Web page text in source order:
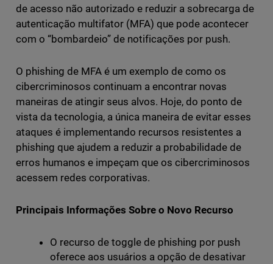
de acesso não autorizado e reduzir a sobrecarga de
autenticação multifator (MFA) que pode acontecer
com o “bombardeio” de notificações por push.
O phishing de MFA é um exemplo de como os
cibercriminosos continuam a encontrar novas
maneiras de atingir seus alvos. Hoje, do ponto de
vista da tecnologia, a única maneira de evitar esses
ataques é implementando recursos resistentes a
phishing que ajudem a reduzir a probabilidade de
erros humanos e impeçam que os cibercriminosos
acessem redes corporativas.
Principais Informações Sobre o Novo Recurso
O recurso de toggle de phishing por push
oferece aos usuários a opção de desativar